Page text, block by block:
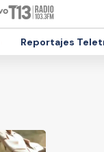
Reportajes